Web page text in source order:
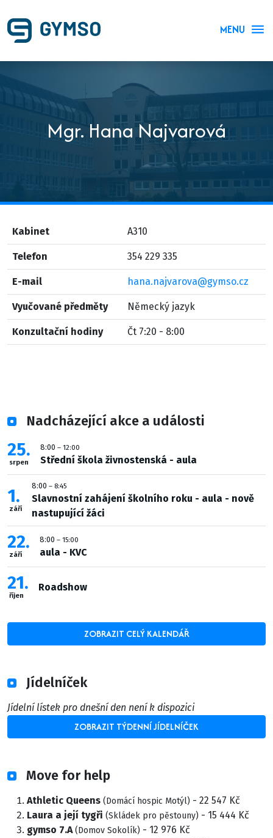
MENU
Mgr. Hana Najvarová
Kabinet A310
Telefon 354 229 335
E-mail hana.najvarova@gymso.cz
Vyučované předměty Německý jazyk
Konzultační hodiny Čt 7:20 - 8:00
Nadcházející akce a události
25
srpen
8:00 – 12:00
Střední škola živnostenská - aula
1
září
8:00 – 8:45
Slavnostní zahájení školního roku - aula - nově
nastupující žáci
22
září
8:00 – 15:00
aula - KVC
21
říjen
Roadshow
ZOBRAZIT CELÝ KALENDÁŘ
Jídelníček
Jídelní lístek pro dnešní den není k dispozici
ZOBRAZIT TÝDENNÍ JÍDELNÍČEK
Move for help
Athletic Queens (Domácí hospic Motýl) - 22 547 Kč
Laura a její tygři (Skládek pro pěstouny) - 15 444 Kč
gymso 7.A (Domov Sokolík) - 12 976 Kč